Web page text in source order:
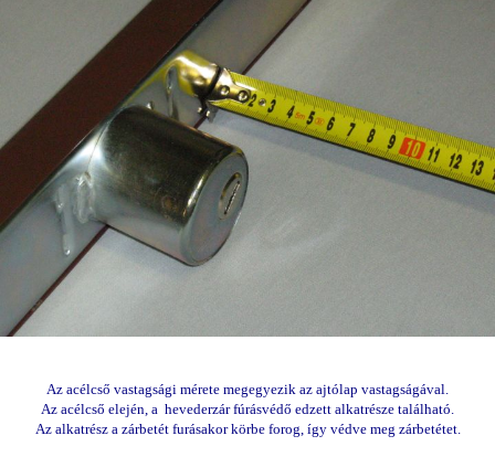
Az acélcső vastagsági mérete megegyezik az ajtólap vastagságával.
Az acélcső elején, a hevederzár fúrásvédő edzett alkatrésze található.
Az alkatrész a zárbetét furásakor körbe forog, így védve meg zárbetétet.